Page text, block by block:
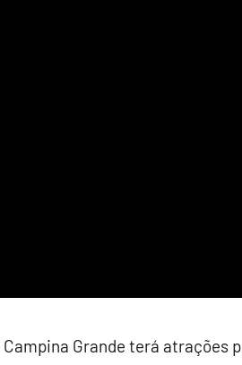
Campina Grande terá atrações